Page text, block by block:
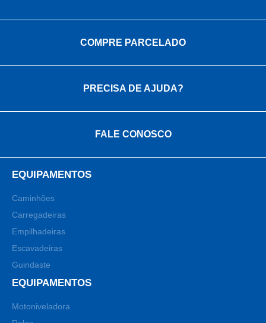
COMPRE PARCELADO
PRECISA DE AJUDA?
FALE CONOSCO
EQUIPAMENTOS
Caminhões
Carregadeiras
Empilhadeiras
Escavadeiras
Guindaste
EQUIPAMENTOS
Motoniveladora